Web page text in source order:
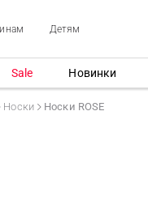
Детям
Sale Новинки
Носки Носки ROSE